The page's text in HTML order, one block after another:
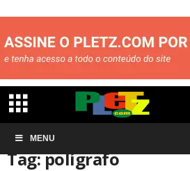
MENU
Início Tags
Tag: polígrafo